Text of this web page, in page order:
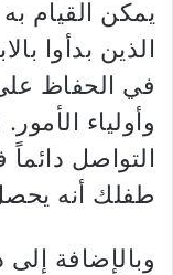
يمكن القيام
الذين بدأوا
في الحفاظ
وأولياء
التواصل
طفلك أنه
وبالإضافة